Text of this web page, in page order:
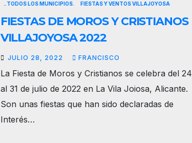
..TODOS LOS MUNICIPIOS. FIESTAS Y VENTOS VILLAJOYOSA
FIESTAS DE MOROS Y CRISTIANOS
VILLAJOYOSA 2022
JULIO 28, 2022 FRANCISCO
La Fiesta de Moros y Cristianos se celebra del 24
al 31 de julio de 2022 en La Vila Joiosa, Alicante.
Son unas fiestas que han sido declaradas de
Interés…